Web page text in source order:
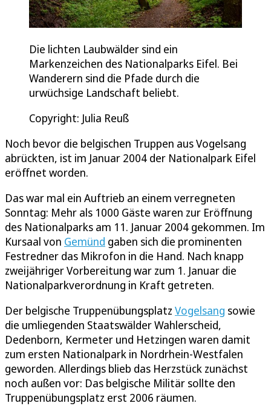
Die lichten Laubwälder sind ein
Markenzeichen des Nationalparks Eifel. Bei
Wanderern sind die Pfade durch die
urwüchsige Landschaft beliebt.
Copyright: Julia Reuß
Noch bevor die belgischen Truppen aus Vogelsang
abrückten, ist im Januar 2004 der Nationalpark Eifel
eröffnet worden.
Das war mal ein Auftrieb an einem verregneten
Sonntag: Mehr als 1000 Gäste waren zur Eröffnung
des Nationalparks am 11. Januar 2004 gekommen. Im
Kursaal von Gemünd gaben sich die prominenten
Festredner das Mikrofon in die Hand. Nach knapp
zweijähriger Vorbereitung war zum 1. Januar die
Nationalparkverordnung in Kraft getreten.
Der belgische Truppenübungsplatz Vogelsang sowie
die umliegenden Staatswälder Wahlerscheid,
Dedenborn, Kermeter und Hetzingen waren damit
zum ersten Nationalpark in Nordrhein-Westfalen
geworden. Allerdings blieb das Herzstück zunächst
noch außen vor: Das belgische Militär sollte den
Truppenübungsplatz erst 2006 räumen.